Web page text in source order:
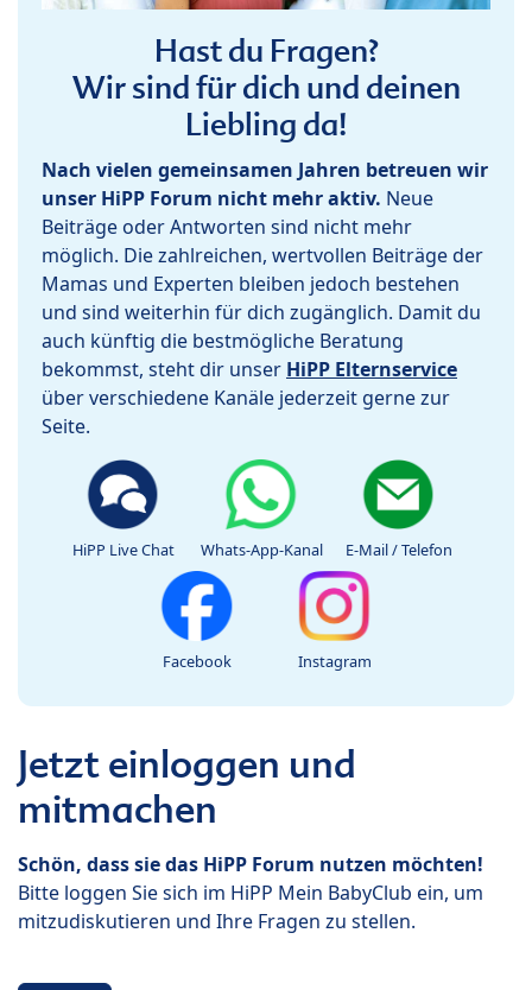
Hast du Fragen?
Wir sind für dich und deinen
Liebling da!
Nach vielen gemeinsamen Jahren betreuen wir
unser HiPP Forum nicht mehr aktiv. Neue
Beiträge oder Antworten sind nicht mehr
möglich. Die zahlreichen, wertvollen Beiträge der
Mamas und Experten bleiben jedoch bestehen
und sind weiterhin für dich zugänglich. Damit du
auch künftig die bestmögliche Beratung
bekommst, steht dir unser HiPP Elternservice
über verschiedene Kanäle jederzeit gerne zur
Seite.
HiPP Live Chat Whats-App-Kanal E-Mail / Telefon
Facebook Instagram
Jetzt einloggen und
mitmachen
Schön, dass sie das HiPP Forum nutzen möchten!
Bitte loggen Sie sich im HiPP Mein BabyClub ein, um
mitzudiskutieren und Ihre Fragen zu stellen.